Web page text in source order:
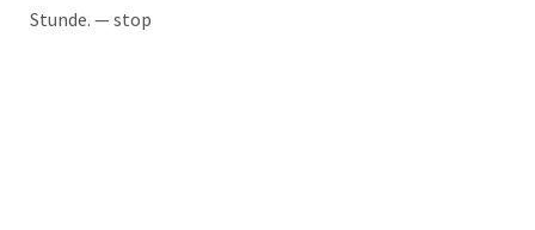
Stun­de. — stop